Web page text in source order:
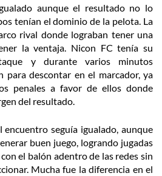
aunque el resultado no lo
tenían el dominio de la pelota. La
rival donde lograban tener una
la ventaja. Nicon FC tenía su
y durante varios minutos
para descontar en el marcador, ya
penales a favor de ellos donde
del resultado.
encuentro seguía igualado, aunque
buen juego, logrando jugadas
el balón adentro de las redes sin
Mucha fue la diferencia en el